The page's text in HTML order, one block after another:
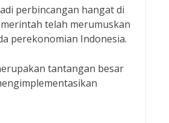
perbincangan hangat di
telah merumuskan
perekonomian Indonesia.
tantangan besar